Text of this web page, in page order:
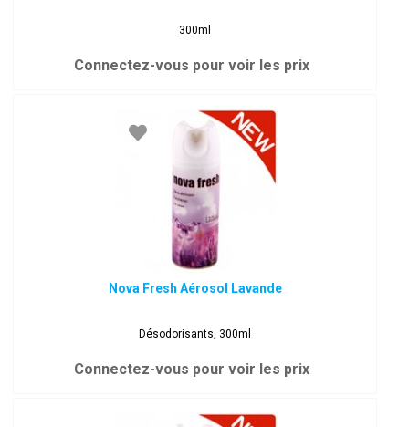
300ml
Connectez-vous pour voir les prix
Nova Fresh Aérosol Lavande
Désodorisants, 300ml
Connectez-vous pour voir les prix